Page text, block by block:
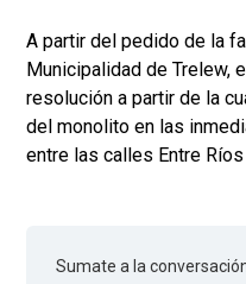
A partir del pedido de la
Municipalidad de Trelew,
resolución a partir de la
del monolito en las
entre las calles Entre Ríos
Sumate a la